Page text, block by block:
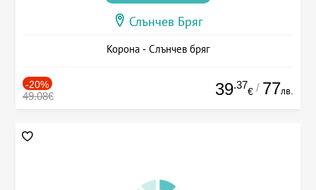
Слънчев Бряг
Корона - Слънчев бряг
-20%
49.08€ 39.37
€ / 77лв.